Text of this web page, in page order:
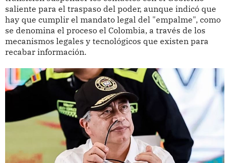
saliente para el traspaso del poder, aunque indicó que
hay que cumplir el mandato legal del "empalme", como
se denomina el proceso el Colombia, a través de los
mecanismos legales y tecnológicos que existen para
recabar información.